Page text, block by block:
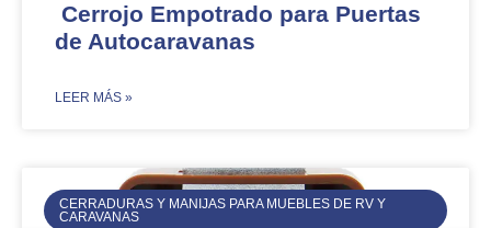
Cerrojo Empotrado para Puertas
de Autocaravanas
​LEER MÁS »
CERRADURAS Y MANIJAS PARA MUEBLES DE RV Y
CARAVANAS